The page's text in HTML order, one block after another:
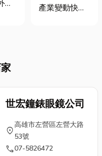
，
更
外
選
會計顧問📝
產業變動快速
顧問，能夠從
創業初期的工
處理，到企業
申報、會計師
世宏鐘錶眼鏡公司
location_on
高雄市左營區左營大路
53號
call07-5826472